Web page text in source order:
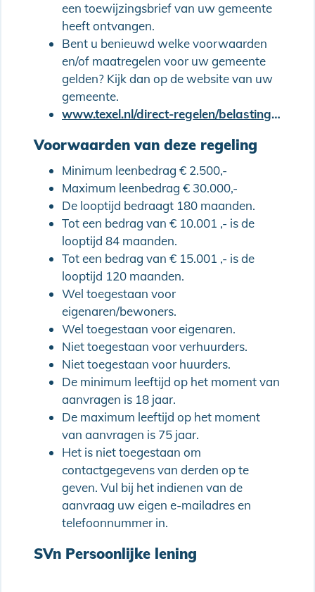
een toewijzingsbrief van uw gemeente
heeft ontvangen.
Bent u benieuwd welke voorwaarden
en/of maatregelen voor uw gemeente
gelden? Kijk dan op de website van uw
gemeente.
www.texel.nl/direct-regelen/belastingen-geldzaken-subsidies/subsidies/stimuleringsleningen
Voorwaarden van deze regeling
Minimum leenbedrag € 2.500,-
Maximum leenbedrag € 30.000,-
De looptijd bedraagt 180 maanden.
Tot een bedrag van € 10.001 ,- is de
looptijd 84 maanden.
Tot een bedrag van € 15.001 ,- is de
looptijd 120 maanden.
Wel toegestaan voor
eigenaren/bewoners.
Wel toegestaan voor eigenaren.
Niet toegestaan voor verhuurders.
Niet toegestaan voor huurders.
De minimum leeftijd op het moment van
aanvragen is 18 jaar.
De maximum leeftijd op het moment
van aanvragen is 75 jaar.
Het is niet toegestaan om
contactgegevens van derden op te
geven. Vul bij het indienen van de
aanvraag uw eigen e-mailadres en
telefoonnummer in.
SVn Persoonlijke lening